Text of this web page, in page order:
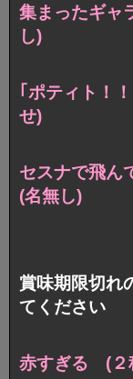
集まったギャ
し)
｢ポティト！
せ)
セスナで飛ん
(名無し)
賞味期限切れ
てください
赤すぎる (２